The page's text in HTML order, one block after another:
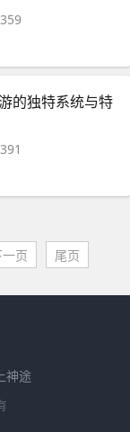
359
的独特系统与特
391
页 尾页
神途